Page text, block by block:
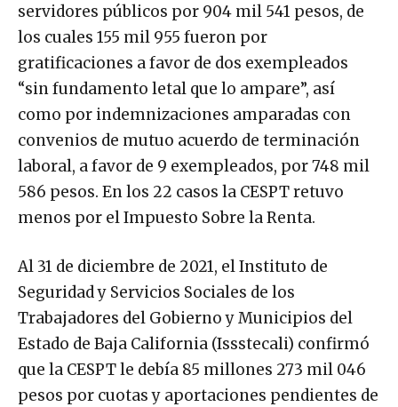
servidores públicos por 904 mil 541 pesos, de
los cuales 155 mil 955 fueron por
gratificaciones a favor de dos exempleados
“sin fundamento letal que lo ampare”, así
como por indemnizaciones amparadas con
convenios de mutuo acuerdo de terminación
laboral, a favor de 9 exempleados, por 748 mil
586 pesos. En los 22 casos la CESPT retuvo
menos por el Impuesto Sobre la Renta.
Al 31 de diciembre de 2021, el Instituto de
Seguridad y Servicios Sociales de los
Trabajadores del Gobierno y Municipios del
Estado de Baja California (Issstecali) confirmó
que la CESPT le debía 85 millones 273 mil 046
pesos por cuotas y aportaciones pendientes de